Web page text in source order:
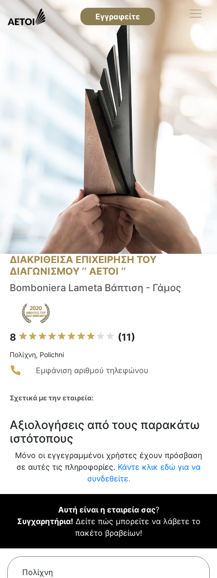
Εγγραφείτε
ΔΙΑΚΡΙΘΕΙΣΑ ΕΠΙΧΕΙΡΗΣΗ ΤΟΥ
ΔΙΑΓΩΝΙΣΜΟΥ ‘’ ΑΕΤΟΙ ‘’
Bomboniera Lameta Βάπτιση - Γάμος
8 (11)
Πολίχνη, Polichni
Εμφάνιση αριθμού τηλεφώνου
Σχετικά με την εταιρεία:
Αξιολογήσεις από τους παρακάτω
ιστότοπους
Μόνο οι εγγεγραμμένοι χρήστες έχουν πρόσβαση
σε αυτές τις πληροφορίες. Κάντε κλικ εδώ για να
συνδεθείτε.
Αυτή είναι η εταιρεία σας?
Συγχαρητήρια! Δείτε πώς μπορείτε να λάβετε το
πακέτο βραβείων!
Πολίχνη